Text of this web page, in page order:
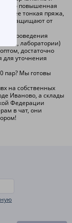
это повышенная
более тонкая пряжа,
защищают от
проведения
цеха, лаборатории)
достаточно
для уточнения
пар? Мы готовы
на собственных
Иваново, а склады
Федерации
в чат, они